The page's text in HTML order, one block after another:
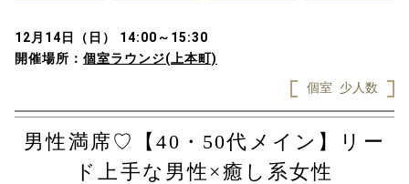
12月14日（日） 14:00～15:30
開催場所： 個室ラウンジ(上本町)
個室
少人数
男性満席♡【40・50代メイン】リー
ド上手な男性×癒し系女性